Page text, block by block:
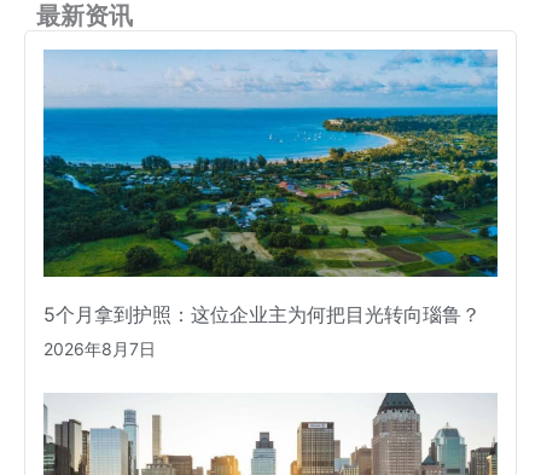
最新资讯
5个月拿到护照：这位企业主为何把目光转向瑙鲁？
2026年8月7日